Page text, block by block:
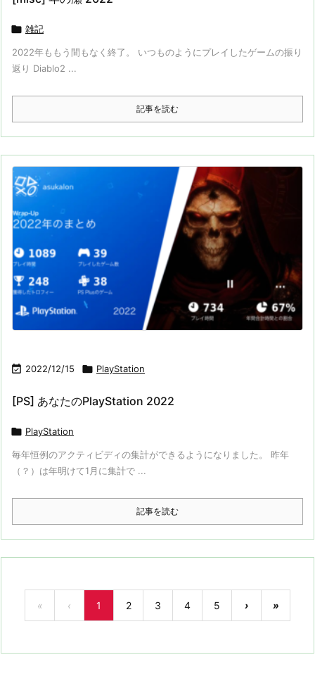
 雑記
2022年ももう間もなく終了。 いつものようにプレイしたゲームの振り
返り Diablo2 ...
記事を読む
 2022/12/15  PlayStation
[PS] あなたのPlayStation 2022
 PlayStation
毎年恒例のアクティビディの集計ができるようになりました。 昨年
（？）は年明けて1月に集計で ...
記事を読む
« ‹ 1 2 3 4 5 › »